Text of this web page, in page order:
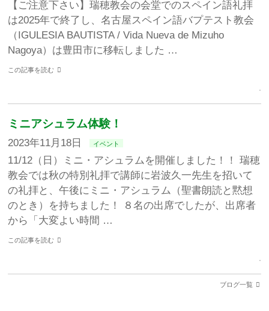
【ご注意下さい】瑞穂教会の会堂でのスペイン語礼拝
は2025年で終了し、名古屋スペイン語バプテスト教会
（IGULESIA BAUTISTA / Vida Nueva de Mizuho
Nagoya）は豊田市に移転しました …
この記事を読む
ミニアシュラム体験！
2023年11月18日 イベント
11/12（日）ミニ・アシュラムを開催しました！！ 瑞穂
教会では秋の特別礼拝で講師に岩波久一先生を招いて
の礼拝と、午後にミニ・アシュラム（聖書朗読と黙想
のとき）を持ちました！ ８名の出席でしたが、出席者
から「大変よい時間 …
この記事を読む
ブログ一覧